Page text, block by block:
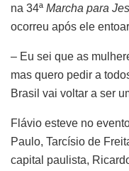
na 34ª Marcha para
ocorreu após ele
– Eu sei que as
mas quero pedir a
Brasil vai voltar a ser
Flávio esteve no
Paulo, Tarcísio de
capital paulista,